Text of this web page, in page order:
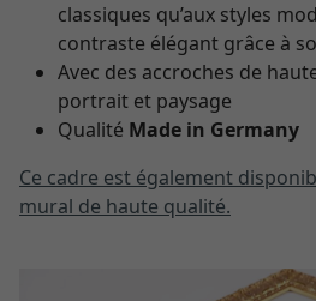
classiques qu’aux styles
contraste élégant grâce à
Avec des accroches de
portrait et paysage
Qualité Made in Germany
Ce cadre est également
mural de haute qualité.